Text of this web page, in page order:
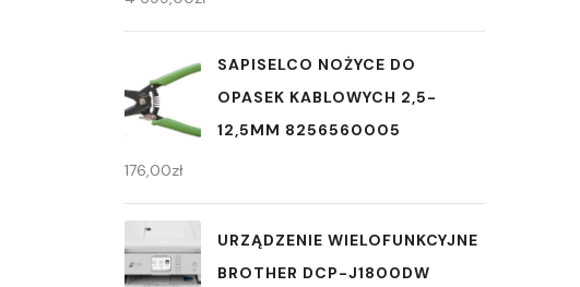
SAPISELCO NOŻYCE DO
OPASEK KABLOWYCH 2,5-
12,5MM 8256560005
176,00zł
URZĄDZENIE WIELOFUNKCYJNE
BROTHER DCP-J1800DW